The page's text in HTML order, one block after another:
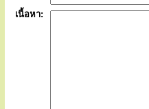
เนื้อหา: